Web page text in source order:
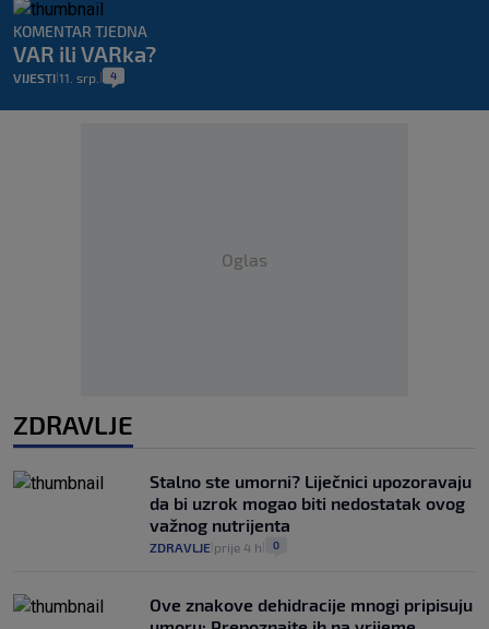
KOMENTAR TJEDNA
VAR ili VARka?
VIJESTI 11. srp. 4
Oglas
ZDRAVLJE
Stalno ste umorni? Liječnici upozoravaju
da bi uzrok mogao biti nedostatak ovog
važnog nutrijenta
ZDRAVLJE prije 4 h 0
Ove znakove dehidracije mnogi pripisuju